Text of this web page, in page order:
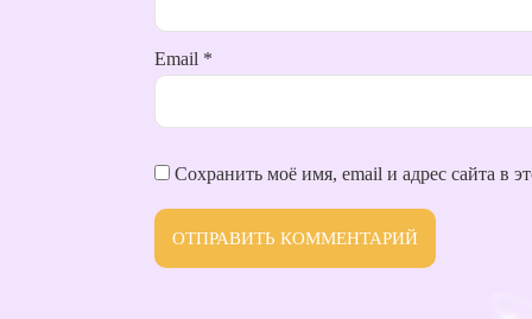
Email *
Сохранить моё имя, email и адрес сайта в